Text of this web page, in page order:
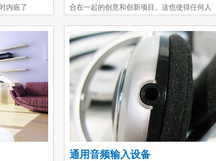
内嵌了
触控桌可以
在运行时可
可实现12点
器具有手掌
。其最大的
通过软件和
个独立运行
合在一起的创意和创新项目。这也使得任何人
案。一个叫Renee的开发工程师正是通过这些技
术和产品实现了她的想法。电脑和电子产品几
乎已经成为生活全部的她，从小学开始一直热
衷于制作机器人。“这一切的开始源于我对制作
机器人的热爱，”Renee说道，“这次我想制作一
个我从来没有做过的一 款机器人。在SparkFun
上线IntelEdison套件后，一个自平衡机
通用音频输入设备